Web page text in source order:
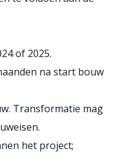
of 2025.
na start bouw
Transformatie mag
het project;